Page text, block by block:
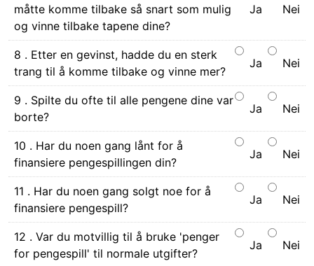
måtte komme tilbake så snart som mulig
og vinne tilbake tapene dine?
Ja Nei
8 . Etter en gevinst, hadde du en sterk
trang til å komme tilbake og vinne mer?
Ja Nei
9 . Spilte du ofte til alle pengene dine var
borte?
Ja Nei
10 . Har du noen gang lånt for å
finansiere pengespillingen din?
Ja Nei
11 . Har du noen gang solgt noe for å
finansiere pengespill?
Ja Nei
12 . Var du motvillig til å bruke 'penger
for pengespill' til normale utgifter?
Ja Nei